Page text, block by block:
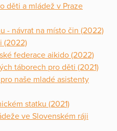
děti a mládež v Praze
- návrat na místo čin (2022)
(2022)
federace aikido (2022)
táborech pro děti (2021)
naše mladé asistenty
statku (2021)
ve Slovenském ráji